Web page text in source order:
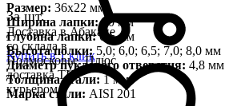
За шт.
Доставка в Абакане
со склада в
Подмосковье. Плюс
доставка ТК,
курьером
Купить в 1 клик
Размер: 36х22 мм
Ширина лапки:10 мм
Глубина лапки:6,5 мм
Высота полки:5,0; 6,0; 6,5; 7,0; 8,0 мм
Диаметр пуклевого отверстия: 4,8 мм
Толщина стали: 1 мм
Марка стали: AISI 201